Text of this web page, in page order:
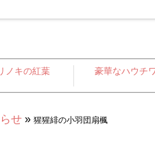
ノキの紅葉 豪華なハウチ
せ » 猩猩緋の小羽団扇楓